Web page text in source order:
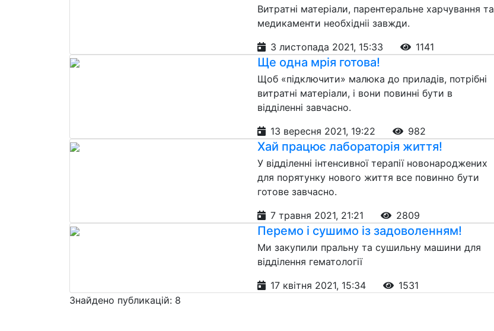
Витратні матеріали, парентеральне харчування та
медикаменти необхідніі завжди.
3 листопада 2021, 15:33
1141
Ще одна мрія готова!
Щоб «підключити» малюка до приладів, потрібні
витратні матеріали, і вони повинні бути в
відділенні завчасно.
13 вересня 2021, 19:22
982
Хай працює лабораторія життя!
У відділенні інтенсивної терапії новонароджених
для порятунку нового життя все повинно бути
готове завчасно.
7 травня 2021, 21:21
2809
Перемо і сушимо із задоволенням!
Ми закупили пральну та сушильну машини для
відділення гематології
17 квітня 2021, 15:34
1531
Знайдено публикацій: 8